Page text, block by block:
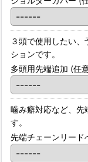
３頭で使用したい
ションです。
多頭用先端追加 (任
噛み癖対応など、先
す。
先端チェーンリード